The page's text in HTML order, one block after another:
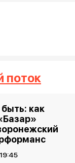
поток
как